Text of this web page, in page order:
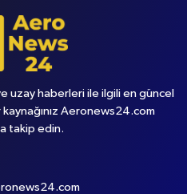
uzay haberleri ile ilgili en güncel
Aeronews24.com
takip edin.